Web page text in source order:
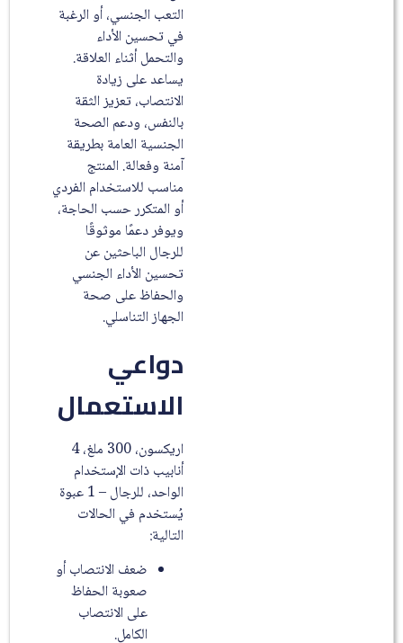
التعب الجنسي، أو الرغبة
في تحسين الأداء
والتحمل أثناء العلاقة.
يساعد على زيادة
الانتصاب، تعزيز الثقة
بالنفس، ودعم الصحة
الجنسية العامة بطريقة
آمنة وفعالة. المنتج
مناسب للاستخدام الفردي
أو المتكرر حسب الحاجة،
ويوفر دعمًا موثوقًا
للرجال الباحثين عن
تحسين الأداء الجنسي
والحفاظ على صحة
الجهاز التناسلي.
دواعي
الاستعمال
اريكسون، 300 ملغ، 4
أنابيب ذات الإستخدام
الواحد، للرجال – 1 عبوة
يُستخدم في الحالات
التالية:
ضعف الانتصاب أو
صعوبة الحفاظ
على الانتصاب
الكامل.